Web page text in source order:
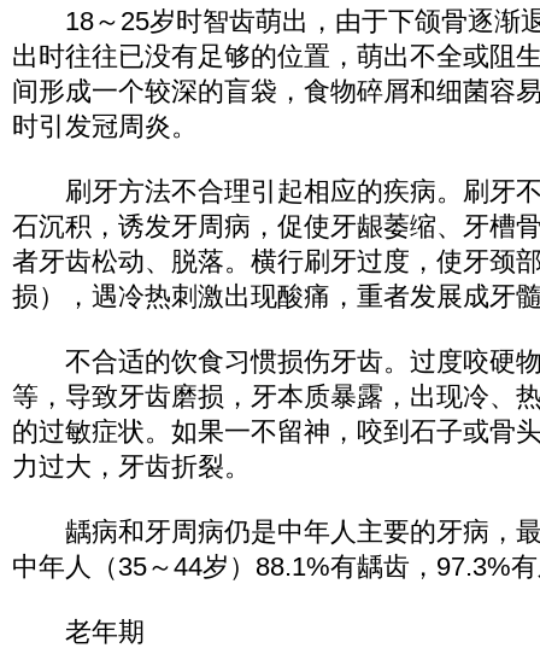
18～25岁时智齿萌出，由于下颌骨逐渐
出时往往已没有足够的位置，萌出不全或阻
间形成一个较深的盲袋，食物碎屑和细菌容
时引发冠周炎。
刷牙方法不合理引起相应的疾病。刷牙
石沉积，诱发牙周病，促使牙龈萎缩、牙槽
者牙齿松动、脱落。横行刷牙过度，使牙颈
损），遇冷热刺激出现酸痛，重者发展成牙
不合适的饮食习惯损伤牙齿。过度咬硬
等，导致牙齿磨损，牙本质暴露，出现冷、
的过敏症状。如果一不留神，咬到石子或骨
力过大，牙齿折裂。
龋病和牙周病仍是中年人主要的牙病，
中年人（35～44岁）88.1%有龋齿，97.3%
老年期